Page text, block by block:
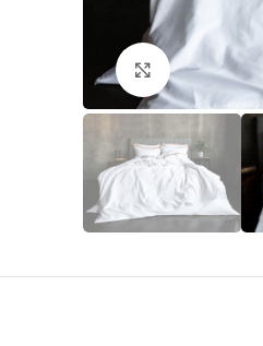
Увеличить